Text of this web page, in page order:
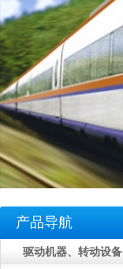
产品导航
驱动机器、转动设备